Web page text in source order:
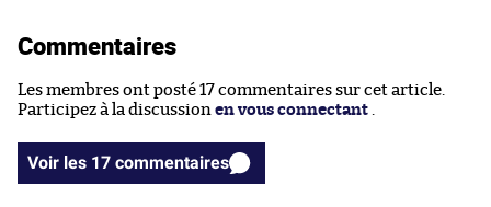
Commentaires
Les membres ont posté 17 commentaires sur cet article.
Participez à la discussion en vous connectant .
Voir les 17 commentaires